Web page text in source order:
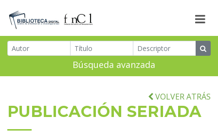
Búsqueda avanzada
VOLVER ATRÁS
PUBLICACIÓN SERIADA